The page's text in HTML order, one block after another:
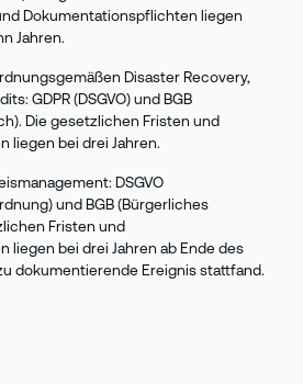
Dokumentationspflichten liegen
Jahren.
Disaster Recovery,
GDPR (DSGVO) und BGB
Die gesetzlichen Fristen und
liegen bei drei Jahren.
DSGVO
und BGB (Bürgerliches
Fristen und
liegen bei drei Jahren ab Ende des
dokumentierende Ereignis stattfand.